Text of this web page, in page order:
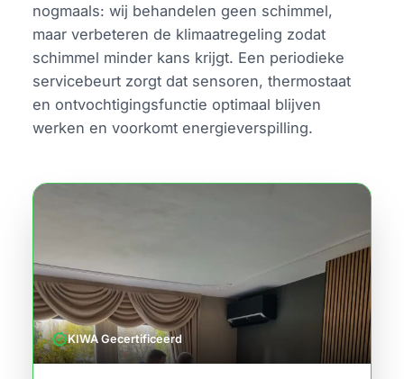
nogmaals: wij behandelen geen schimmel,
maar verbeteren de klimaatregeling zodat
schimmel minder kans krijgt. Een periodieke
servicebeurt zorgt dat sensoren, thermostaat
en ontvochtigingsfunctie optimaal blijven
werken en voorkomt energieverspilling.
verifiedKIWA Gecertificeerd